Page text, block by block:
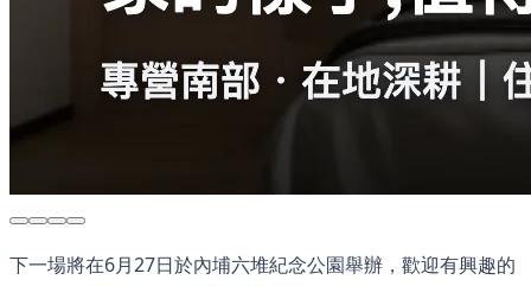
下一場將在6月27日於內埔六堆紀念公園舉辦，歡迎有興趣的